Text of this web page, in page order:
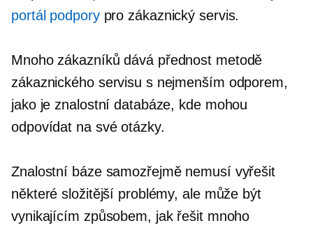
portál podporypro zákaznický servis.
Mnoho zákazníků dává přednost metodě
zákaznického servisu s nejmenším odporem,
jako je znalostní databáze, kde mohou
odpovídat na své otázky.
Znalostní báze samozřejmě nemusí vyřešit
některé složitější problémy, ale může být
vynikajícím způsobem, jak řešit mnoho